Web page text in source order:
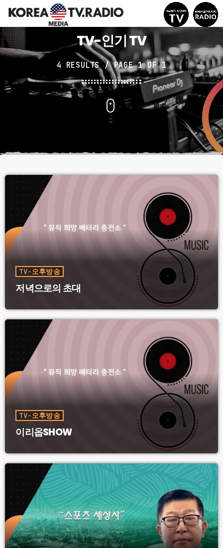
menu
TV-인기 TV
4 RESULTS / PAGE 1 OF 1
TV-오후방송
저녁으로의 초대
TV-오후방송
이리옵SHOW